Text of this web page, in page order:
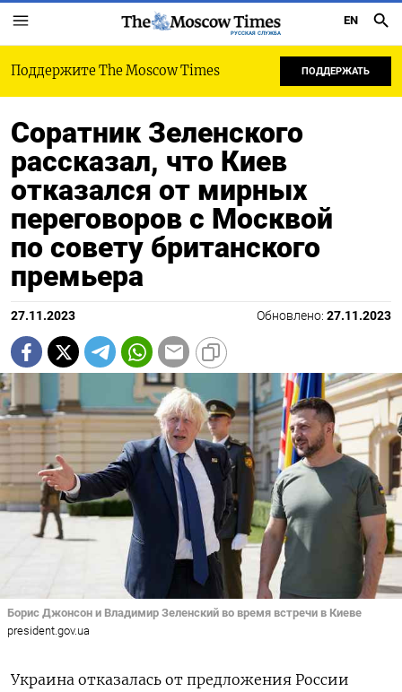
РУССКАЯ СЛУЖБА
EN
Поддержите The Moscow Times ПОДДЕРЖАТЬ
Соратник Зеленского
рассказал, что Киев
отказался от мирных
переговоров с Москвой
по совету британского
премьера
27.11.2023 Обновлено: 27.11.2023
Борис Джонсон и Владимир Зеленский во время встречи в Киеве
president.gov.ua
Украина отказалась от предложения России